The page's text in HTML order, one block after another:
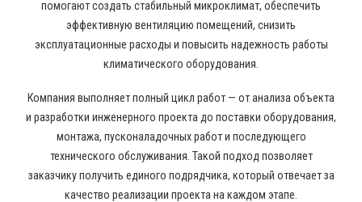
помогают создать стабильный микроклимат, обеспечить
эффективную вентиляцию помещений, снизить
эксплуатационные расходы и повысить надежность работы
климатического оборудования.
Компания выполняет полный цикл работ — от анализа объекта
и разработки инженерного проекта до поставки оборудования,
монтажа, пусконаладочных работ и последующего
технического обслуживания. Такой подход позволяет
заказчику получить единого подрядчика, который отвечает за
качество реализации проекта на каждом этапе.